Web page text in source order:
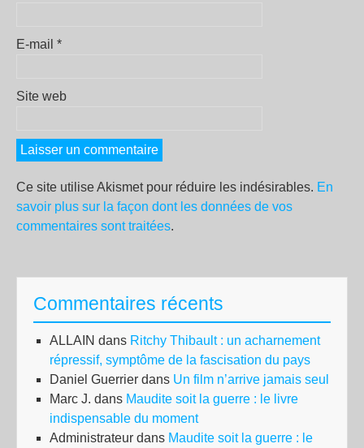
E-mail *
Site web
Ce site utilise Akismet pour réduire les indésirables. En
savoir plus sur la façon dont les données de vos
commentaires sont traitées.
Commentaires récents
ALLAIN dans Ritchy Thibault : un acharnement
répressif, symptôme de la fascisation du pays
Daniel Guerrier dans Un film n’arrive jamais seul
Marc J. dans Maudite soit la guerre : le livre
indispensable du moment
Administrateur dans Maudite soit la guerre : le